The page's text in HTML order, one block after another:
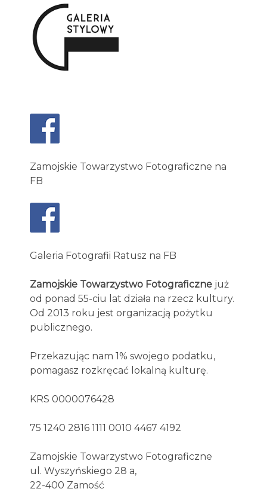
Zamojskie Towarzystwo Fotograficzne na
FB
Galeria Fotografii Ratusz na FB
Zamojskie Towarzystwo Fotograficzne już
od ponad 55-ciu lat działa na rzecz kultury.
Od 2013 roku jest organizacją pożytku
publicznego.
Przekazując nam 1% swojego podatku,
pomagasz rozkręcać lokalną kulturę.
KRS 0000076428
75 1240 2816 1111 0010 4467 4192
Zamojskie Towarzystwo Fotograficzne
ul. Wyszyńskiego 28 a,
22-400 Zamość